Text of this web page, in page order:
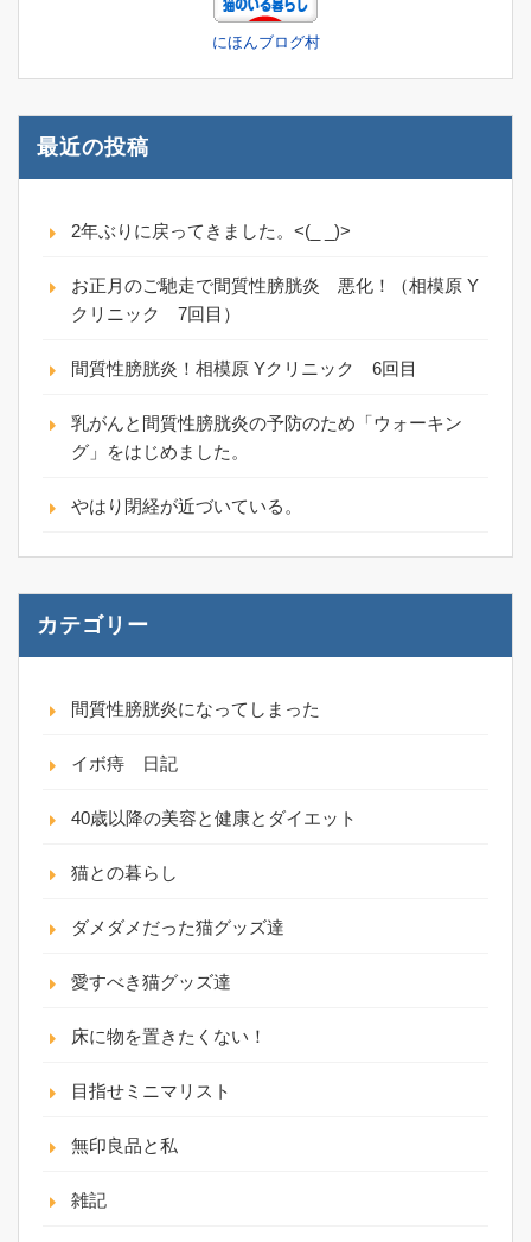
にほんブログ村
最近の投稿
2年ぶりに戻ってきました。<(_ _)>
お正月のご馳走で間質性膀胱炎 悪化！（相模原 Y
クリニック 7回目）
間質性膀胱炎！相模原 Yクリニック 6回目
乳がんと間質性膀胱炎の予防のため「ウォーキン
グ」をはじめました。
やはり閉経が近づいている。
カテゴリー
間質性膀胱炎になってしまった
イボ痔 日記
40歳以降の美容と健康とダイエット
猫との暮らし
ダメダメだった猫グッズ達
愛すべき猫グッズ達
床に物を置きたくない！
目指せミニマリスト
無印良品と私
雑記